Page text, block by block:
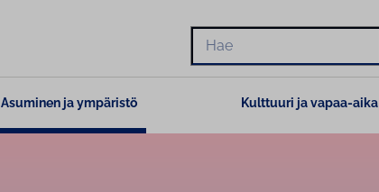
Hae
Asuminen ja ympäristö Kulttuuri ja vapaa-aika